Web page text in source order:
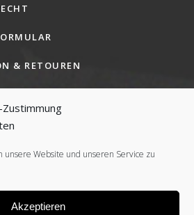
Zustimmung
unsere Website und unseren Service zu
Akzeptieren
& RETOUREN
(EU)